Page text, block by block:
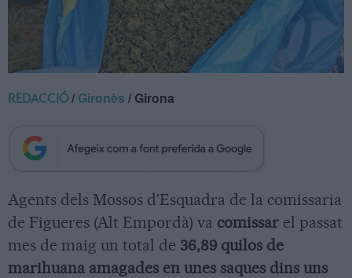
REDACCIÓ /Gironès / Girona
Agents dels Mossos d'Esquadra de la comissaria
de Figueres (Alt Empordà) va comissar el passat
mes de maig un total de 36,89 quilos de
marihuana amagades en unes saques dins uns